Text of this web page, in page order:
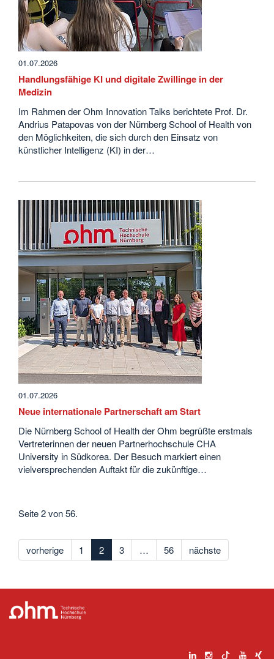
01.07.2026
Handlungsfähige KI und digitale Zwillinge in der
Medizin
Im Rahmen der Ohm Innovation Talks berichtete Prof. Dr.
Andrius Patapovas von der Nürnberg School of Health von
den Möglichkeiten, die sich durch den Einsatz von
künstlicher Intelligenz (KI) in der…
01.07.2026
Neue internationale Partnerschaft am Start
Die Nürnberg School of Health der Ohm begrüßte erstmals
Vertreterinnen der neuen Partnerhochschule CHA
University in Südkorea. Der Besuch markiert einen
vielversprechenden Auftakt für die zukünftige…
Seite 2 von 56.
vorherige 1 2 3 … 56 nächste